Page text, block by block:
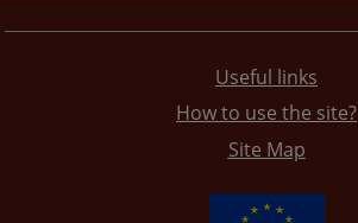
Useful links
How to use the site?
Site Map